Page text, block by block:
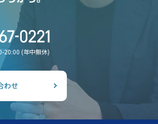
20:00 (年中無休)
わせ